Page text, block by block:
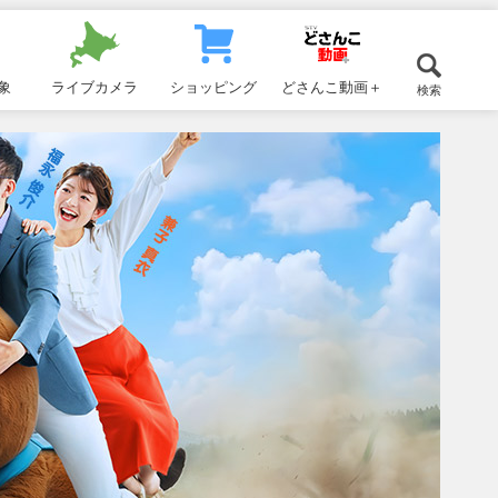
ライブカメラ ショッピング どさんこ動画＋ 検索